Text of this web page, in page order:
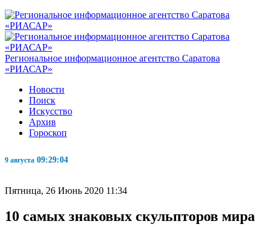
Региональное информационное агентство Саратова
«РИАСАР»
Новости
Поиск
Искусство
Архив
Гороскоп
9 августа 09:29:05
Пятница, 26 Июнь 2020 11:34
10 самых знаковых скульпторов мира